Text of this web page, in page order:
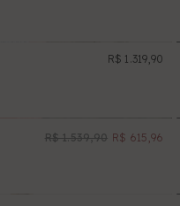
NOVO
R$ 1.319,90
NOVO
R$ 1.539,90 R$ 615,96